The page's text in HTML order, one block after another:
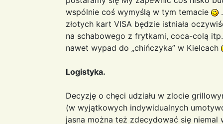
wspólnie coś wymyślą w tym temacie
złotych kart VISA będzie istniała
na schabowego z frytkami, coca-colą
nawet wypad do „chińczyka” w Kielcach
Logistyka.
Decyzję o chęci udziału w zlocie
(w wyjątkowych indywidualnych
jasna można też zdecydować się niemal